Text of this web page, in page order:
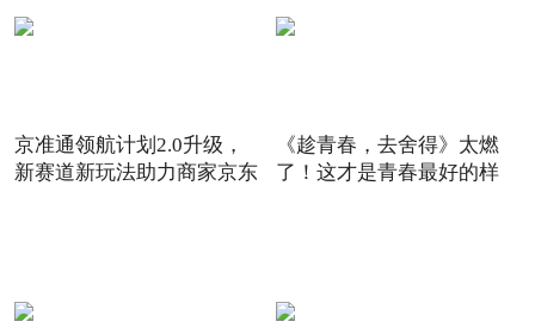
京准通领航计划2.0升级，
新赛道新玩法助力商家京东
《趁青春，去舍得》太燃
了！这才是青春最好的样